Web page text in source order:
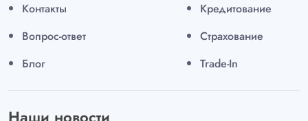
Контакты
Вопрос-ответ
Блог
Кредитование
Страхование
Trade-In